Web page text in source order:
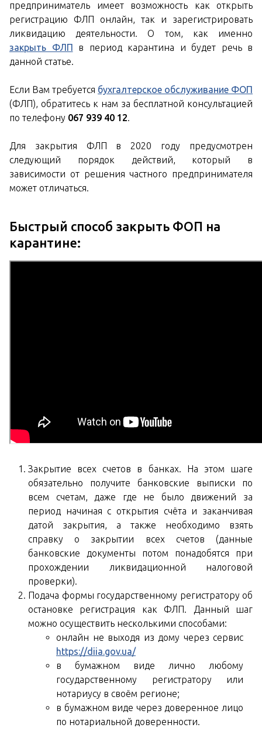
предприниматель имеет возможность как открыть
регистрацию ФЛП онлайн, так и зарегистрировать
ликвидацию деятельности. О том, как именно
закрыть ФЛП в период карантина и будет речь в
данной статье.
Если Вам требуется бухгалтерское обслуживание ФОП
(ФЛП), обратитесь к нам за бесплатной консультацией
по телефону 067 939 40 12.
Для закрытия ФЛП в 2020 году предусмотрен
следующий порядок действий, который в
зависимости от решения частного предпринимателя
может отличаться.
Быстрый способ закрыть ФОП на
карантине:
Закрытие всех счетов в банках. На этом шаге
обязательно получите банковские выписки по
всем счетам, даже где не было движений за
период начиная с открытия счёта и заканчивая
датой закрытия, а также необходимо взять
справку о закрытии всех счетов (данные
банковские документы потом понадобятся при
прохождении ликвидационной налоговой
проверки).
Подача формы государственному регистратору об
остановке регистрация как ФЛП. Данный шаг
можно осуществить несколькими способами:
онлайн не выходя из дому через сервис
https://diia.gov.ua/
в бумажном виде лично любому
государственному регистратору или
нотариусу в своём регионе;
в бумажном виде через доверенное лицо
по нотариальной доверенности.